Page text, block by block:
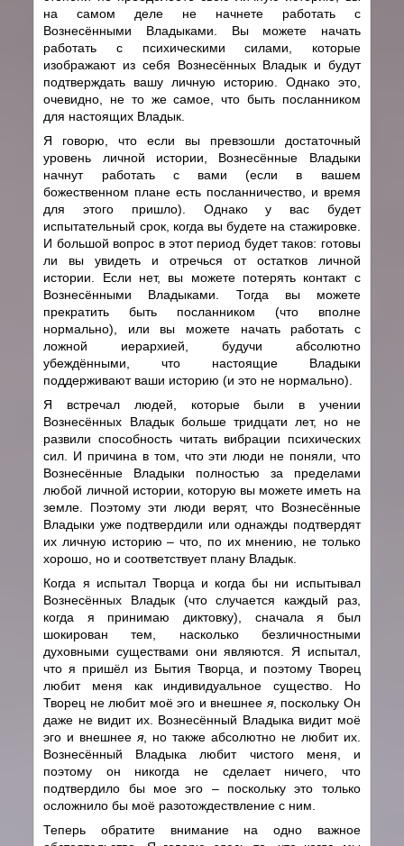
на самом деле не начнете работать с
Вознесёнными Владыками. Вы можете начать
работать с психическими силами, которые
изображают из себя Вознесённых Владык и будут
подтверждать вашу личную историю. Однако это,
очевидно, не то же самое, что быть посланником
для настоящих Владык.
Я говорю, что если вы превзошли достаточный
уровень личной истории, Вознесённые Владыки
начнут работать с вами (если в вашем
божественном плане есть посланничество, и время
для этого пришло). Однако у вас будет
испытательный срок, когда вы будете на стажировке.
И большой вопрос в этот период будет таков: готовы
ли вы увидеть и отречься от остатков личной
истории. Если нет, вы можете потерять контакт с
Вознесёнными Владыками. Тогда вы можете
прекратить быть посланником (что вполне
нормально), или вы можете начать работать с
ложной иерархией, будучи абсолютно
убеждёнными, что настоящие Владыки
поддерживают ваши историю (и это не нормально).
Я встречал людей, которые были в учении
Вознесённых Владык больше тридцати лет, но не
развили способность читать вибрации психических
сил. И причина в том, что эти люди не поняли, что
Вознесённые Владыки полностью за пределами
любой личной истории, которую вы можете иметь на
земле. Поэтому эти люди верят, что Вознесённые
Владыки уже подтвердили или однажды подтвердят
их личную историю – что, по их мнению, не только
хорошо, но и соответствует плану Владык.
Когда я испытал Творца и когда бы ни испытывал
Вознесённых Владык (что случается каждый раз,
когда я принимаю диктовку), сначала я был
шокирован тем, насколько безличностными
духовными существами они являются. Я испытал,
что я пришёл из Бытия Творца, и поэтому Творец
любит меня как индивидуальное существо. Но
Творец не любит моё эго и внешнее я, поскольку Он
даже не видит их. Вознесённый Владыка видит моё
эго и внешнеея, но также абсолютно не любит их.
Вознесённый Владыка любит чистого меня, и
поэтому он никогда не сделает ничего, что
подтвердило бы мое эго – поскольку это только
осложнило бы моё разотождествление с ним.
Теперь обратите внимание на одно важное